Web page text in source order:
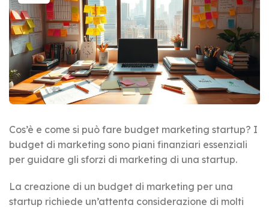
Cos’è e come si può fare budget marketing startup? I
budget di marketing sono piani finanziari essenziali
per guidare gli sforzi di marketing di una startup.
La creazione di un budget di marketing per una
startup richiede un’attenta considerazione di molti